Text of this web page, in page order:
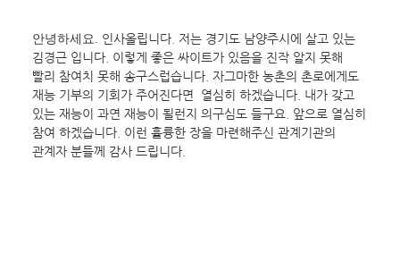
안녕하세요. 인사올립니다. 저는 경기도 남양주시에 살고 있는
김경근 입니다. 이렇게 좋은 싸이트가 있음을 진작 알지 못해
빨리 참여치 못해 송구스럽습니다. 자그마한 농촌의 촌로에게도
재능 기부의 기회가 주어진다면  열심히 하겠습니다. 내가 갖고
있는 재능이 과연 재능이 될런지 의구심도 들구요. 앞으로 열심히
참여 하겠습니다. 이런 휼륭한 장을 마련해주신 관계기관의
관계자 분들께 감사 드립니다.